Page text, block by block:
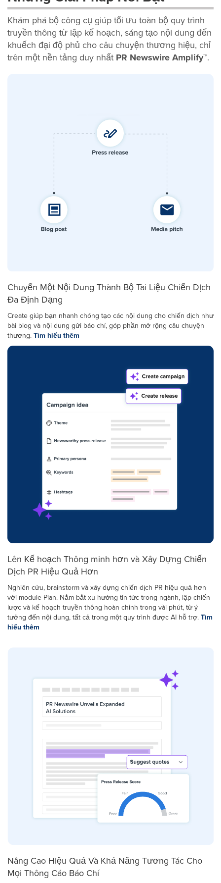
Khám phá bộ công cụ giúp tối ưu toàn bộ quy trình
truyền thông từ lập kế hoạch, sáng tạo nội dung đến
khuếch đại độ phủ cho câu chuyện thương hiệu, chỉ
trên một nền tảng duy nhất PR Newswire Amplify™.
Chuyển Một Nội Dung Thành Bộ Tài Liệu Chiến Dịch
Đa Định Dạng
Create giúp bạn nhanh chóng tạo các nội dung cho chiến dịch như
bài blog và nội dung gửi báo chí, góp phần mở rộng câu chuyện
thương.Tìm hiểu thêm
Lên Kế hoạch Thông minh hơn và Xây Dựng Chiến
Dịch PR Hiệu Quả Hơn
Nghiên cứu, brainstorm và xây dựng chiến dịch PR hiệu quả hơn
với module Plan. Nắm bắt xu hướng tin tức trong ngành, lập chiến
lược và kế hoạch truyền thông hoàn chỉnh trong vài phút, từ ý
tưởng đến nội dung, tất cả trong một quy trình được AI hỗ trợ.Tìm
hiểu thêm
Nâng Cao Hiệu Quả Và Khả Năng Tương Tác Cho
Mọi Thông Cáo Báo Chí